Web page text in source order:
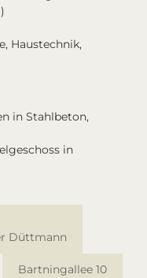
Haustechnik,
in Stahlbeton,
in
Düttmann
Bartningallee 10